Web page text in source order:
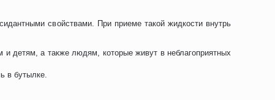
свойствами. При приеме такой жидкости внутрь
и детям, а также людям, которые живут в неблагоприятных
в бутылке.